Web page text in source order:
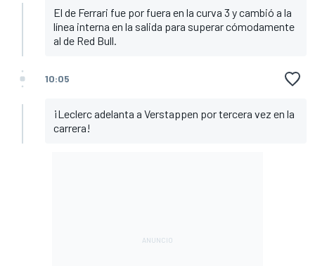
El de Ferrari fue por fuera en la curva 3 y cambió a la
línea interna en la salida para superar cómodamente
al de Red Bull.
10:05
¡Leclerc adelanta a Verstappen por tercera vez en la
carrera!